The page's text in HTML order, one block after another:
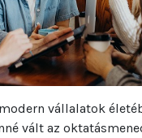
vállalatok
vált az